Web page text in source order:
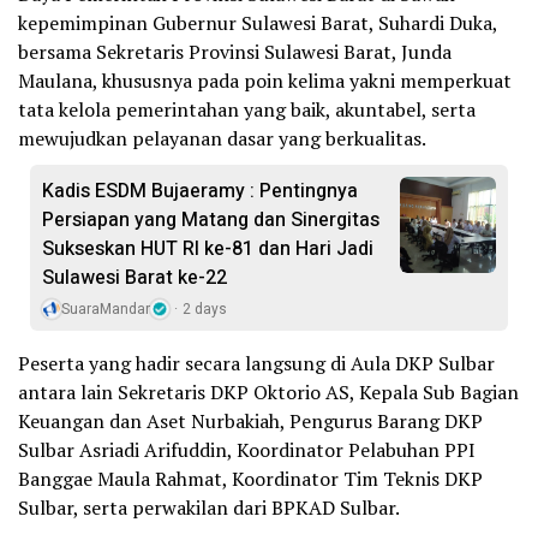
kepemimpinan Gubernur Sulawesi Barat, Suhardi Duka,
bersama Sekretaris Provinsi Sulawesi Barat, Junda
Maulana, khususnya pada poin kelima yakni memperkuat
tata kelola pemerintahan yang baik, akuntabel, serta
mewujudkan pelayanan dasar yang berkualitas.
Kadis ESDM Bujaeramy : Pentingnya
Persiapan yang Matang dan Sinergitas
Sukseskan HUT RI ke-81 dan Hari Jadi
Sulawesi Barat ke-22
SuaraMandar 2 days
Peserta yang hadir secara langsung di Aula DKP Sulbar
antara lain Sekretaris DKP Oktorio AS, Kepala Sub Bagian
Keuangan dan Aset Nurbakiah, Pengurus Barang DKP
Sulbar Asriadi Arifuddin, Koordinator Pelabuhan PPI
Banggae Maula Rahmat, Koordinator Tim Teknis DKP
Sulbar, serta perwakilan dari BPKAD Sulbar.